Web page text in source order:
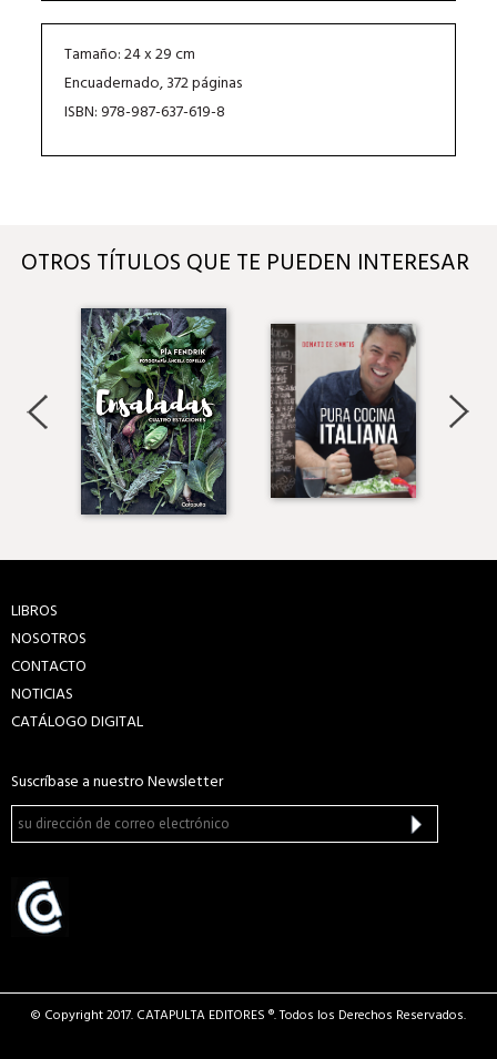
Tamaño: 24 x 29 cm
Encuadernado, 372 páginas
ISBN: 978-987-637-619-8
OTROS TÍTULOS QUE TE PUEDEN INTERESAR
LIBROS
NOSOTROS
CONTACTO
NOTICIAS
CATÁLOGO DIGITAL
Suscríbase a nuestro Newsletter
© Copyright 2017. CATAPULTA EDITORES ®. Todos los Derechos Reservados.